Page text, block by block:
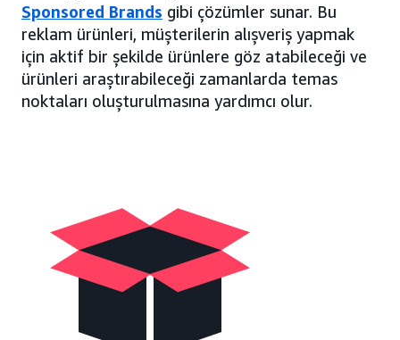
Sponsored Brands gibi çözümler sunar. Bu
reklam ürünleri, müşterilerin alışveriş yapmak
için aktif bir şekilde ürünlere göz atabileceği ve
ürünleri araştırabileceği zamanlarda temas
noktaları oluşturulmasına yardımcı olur.